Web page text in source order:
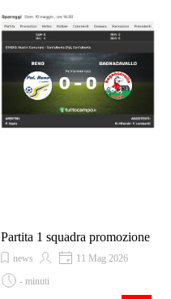
Partita 1 squadra promozione
news
11 Mag 2026
- minuti